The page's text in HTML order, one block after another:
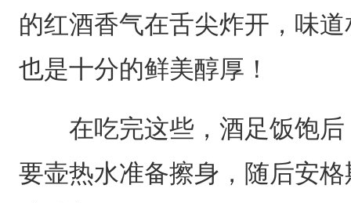
的红酒香气在舌尖炸开，味
也是十分的鲜美醇厚！
在吃完这些，酒足饭饱后
要壶热水准备擦身，随后安